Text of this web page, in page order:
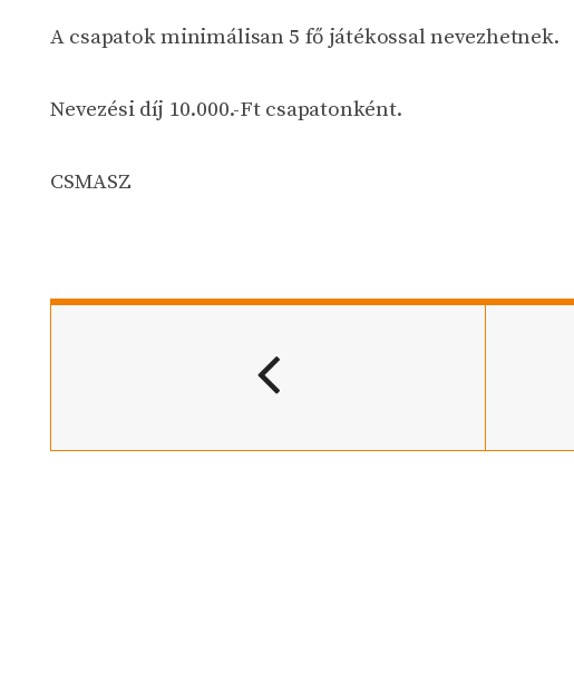
A csapatok minimálisan 5 fő játékossal nevezhetnek.
Nevezési díj 10.000.-Ft csapatonként.
CSMASZ